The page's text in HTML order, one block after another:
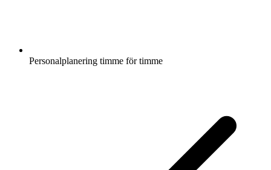
Personalplanering timme för timme